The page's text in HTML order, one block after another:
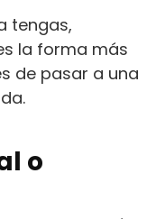
tengas,
la forma más
de pasar a una
o